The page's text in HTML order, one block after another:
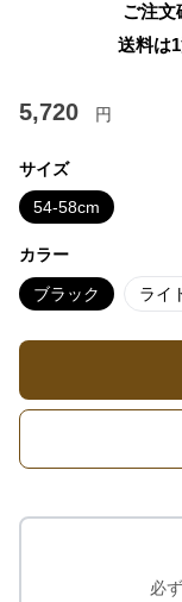
ご注文
送料は
5,720 円
サイズ
54-58cm
カラー
ブラック ライ
必